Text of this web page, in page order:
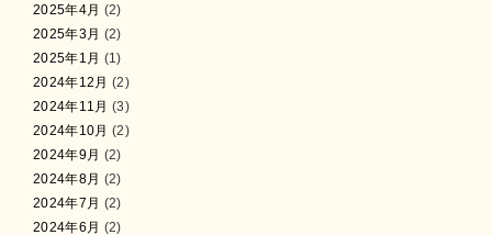
2025年4月 (2)
2025年3月 (2)
2025年1月 (1)
2024年12月 (2)
2024年11月 (3)
2024年10月 (2)
2024年9月 (2)
2024年8月 (2)
2024年7月 (2)
2024年6月 (2)